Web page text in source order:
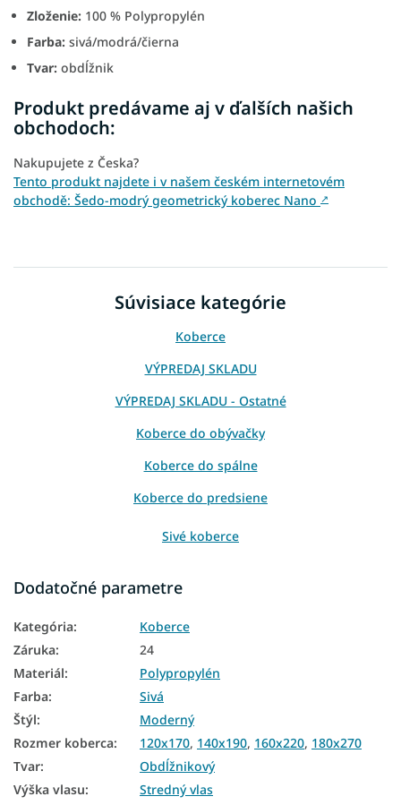
Zloženie: 100 % Polypropylén
Farba: sivá/modrá/čierna
Tvar: obdĺžnik
Produkt predávame aj v ďalších našich
obchodoch:
Nakupujete z Česka?
Tento produkt najdete i v našem českém internetovém
obchodě: Šedo-modrý geometrický koberec Nano ↗
Súvisiace kategórie
Koberce
VÝPREDAJ SKLADU
VÝPREDAJ SKLADU - Ostatné
Koberce do obývačky
Koberce do spálne
Koberce do predsiene
Sivé koberce
Koberce 120x170
Koberce 140x190
Koberce 160x220
Koberce 200x290
Dodatočné parametre
Kategória:
Koberce
Záruka:
24
Materiál:
Polypropylén
Farba:
Sivá
Štýl:
Moderný
Rozmer koberca: 120x170, 140x190, 160x220, 180x270
Tvar:
Obdĺžnikový
Výška vlasu: Stredný vlas